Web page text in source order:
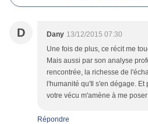
D Dany 13/12/2015 07:30
Une fois de plus, ce récit me
Mais aussi par son analyse
rencontrée, la richesse de
l'humanité qu'Il s'en dégage.
votre vécu m'amène à me
Répondre